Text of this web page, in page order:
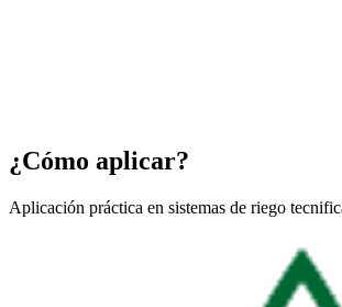
¿Cómo aplicar?
Aplicación práctica en sistemas de riego